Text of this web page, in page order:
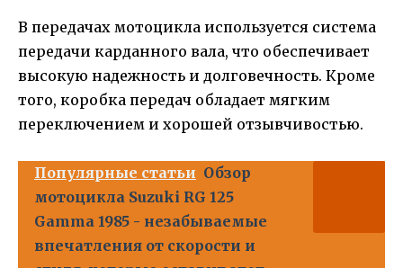
В передачах мотоцикла используется система
передачи карданного вала, что обеспечивает
высокую надежность и долговечность. Кроме
того, коробка передач обладает мягким
переключением и хорошей отзывчивостью.
Популярные статьи Обзор
мотоцикла Suzuki RG 125
Gamma 1985 - незабываемые
впечатления от скорости и